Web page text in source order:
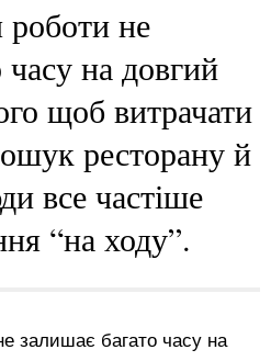
не
на довгий
щоб витрачати
ресторану й
все частіше
“на ходу”.
залишає багато часу на